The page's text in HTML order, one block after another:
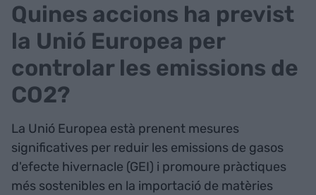
Quines accions ha previst
la Unió Europea per
controlar les emissions de
CO2?
La Unió Europea està prenent mesures
significatives per reduir les emissions de gasos
d'efecte hivernacle (GEI) i promoure pràctiques
més sostenibles en la importació de matèries